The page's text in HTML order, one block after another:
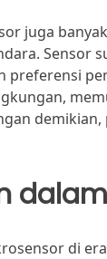
juga
Sensor
preferensi
di